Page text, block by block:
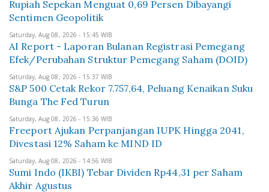
Rupiah Sepekan Menguat 0,69 Persen Dibayangi
Sentimen Geopolitik
Saturday, Aug 08, 2026 - 15:45 WIB
AI Report - Laporan Bulanan Registrasi Pemegang
Efek/Perubahan Struktur Pemegang Saham (DOID)
Saturday, Aug 08, 2026 - 15:37 WIB
S&P 500 Cetak Rekor 7.757,64, Peluang Kenaikan Suku
Bunga The Fed Turun
Saturday, Aug 08, 2026 - 15:36 WIB
Freeport Ajukan Perpanjangan IUPK Hingga 2041,
Divestasi 12% Saham ke MIND ID
Saturday, Aug 08, 2026 - 14:56 WIB
Sumi Indo (IKBI) Tebar Dividen Rp44,31 per Saham
Akhir Agustus